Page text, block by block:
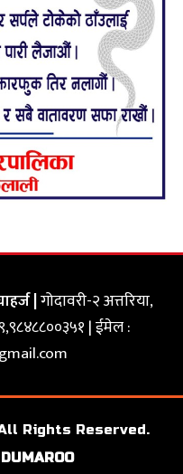
|गोदावरी-२ अत्तरिया,
| ईमेल :
Rights Reserved.
DUMAROO